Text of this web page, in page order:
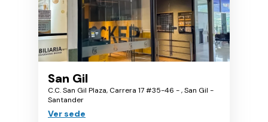
San Gil
C.C. San Gil Plaza, Carrera 17 #35-46 - , San Gil -
Santander
Ver sede